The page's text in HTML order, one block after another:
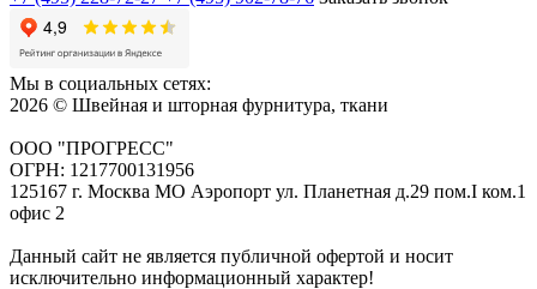
Мы в социальных сетях:
2026 © Швейная и шторная фурнитура, ткани
ООО "ПРОГРЕСС"
ОГРН: 1217700131956
125167 г. Москва МО Аэропорт ул. Планетная д.29 пом.I ком.1
офис 2
Данный сайт не является публичной офертой и носит
исключительно информационный характер!